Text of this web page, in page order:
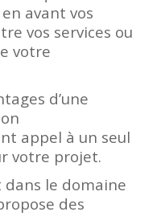
avant vos
vos services ou
votre
d’une
appel à un seul
votre projet.
le domaine
des